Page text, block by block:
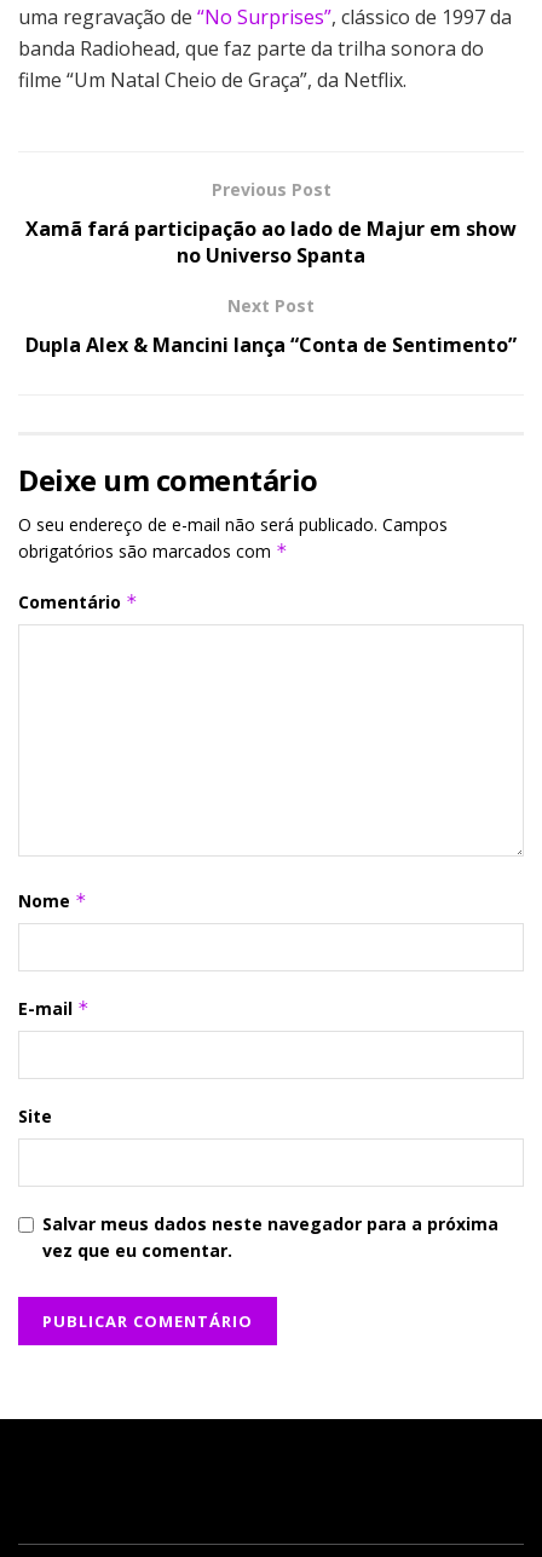
uma regravação de “No Surprises”, clássico de 1997 da
banda Radiohead, que faz parte da trilha sonora do
filme “Um Natal Cheio de Graça”, da Netflix.
Previous Post
Xamã fará participação ao lado de Majur em show
no Universo Spanta
Next Post
Dupla Alex & Mancini lança “Conta de Sentimento”
Deixe um comentário
O seu endereço de e-mail não será publicado. Campos
obrigatórios são marcados com *
Comentário *
Nome *
E-mail *
Site
Salvar meus dados neste navegador para a próxima
vez que eu comentar.